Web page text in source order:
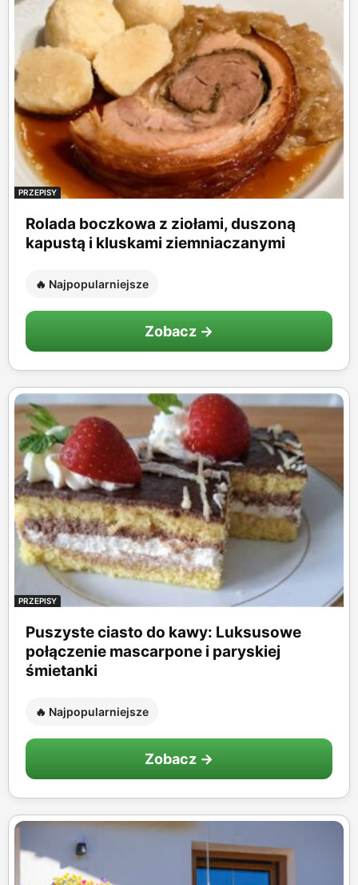
PRZEPISY
Rolada boczkowa z ziołami, duszoną
kapustą i kluskami ziemniaczanymi
🔥 Najpopularniejsze
Zobacz →
PRZEPISY
Puszyste ciasto do kawy: Luksusowe
połączenie mascarpone i paryskiej
śmietanki
🔥 Najpopularniejsze
Zobacz →